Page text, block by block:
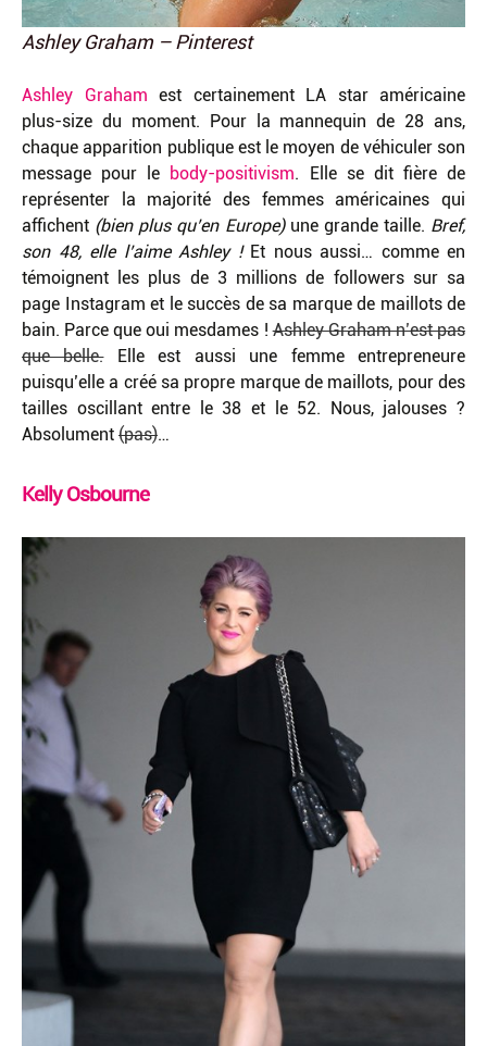
Ashley Graham – Pinterest
Ashley Graham est certainement LA star américaine
plus-size du moment. Pour la mannequin de 28 ans,
chaque apparition publique est le moyen de véhiculer son
message pour le body-positivism. Elle se dit fière de
représenter la majorité des femmes américaines qui
affichent (bien plus qu’en Europe)une grande taille. Bref,
son 48, elle l’aime Ashley !Et nous aussi… comme en
témoignent les plus de 3 millions de followers sur sa
page Instagram et le succès de sa marque de maillots de
bain. Parce que oui mesdames !Ashley Graham n’est pas
que belle.Elle est aussi une femme entrepreneure
puisqu’elle a créé sa propre marque de maillots, pour des
tailles oscillant entre le 38 et le 52. Nous, jalouses ?
Absolument (pas)…
Kelly Osbourne